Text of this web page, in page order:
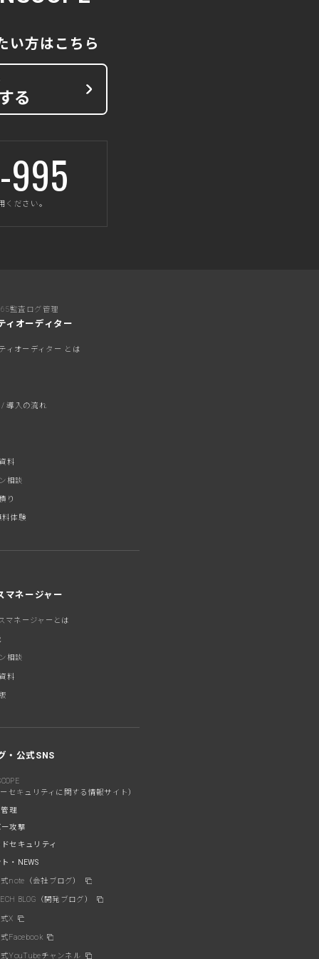
い方はこちら
る
ださい。
監査ログ管理
ィオーディター
ィオーディター とは
導入の流れ
料
相談
り
料体験
マネージャー
マネージャーとは
相談
料
・公式SNS
ーセキュリティに関する情報サイト）
理
攻撃
セキュリティ
・NEWS
note（会社ブログ）
BLOG（開発ブログ）
X
Facebook
式YouTubeチャンネル